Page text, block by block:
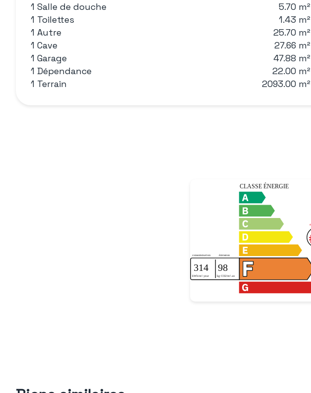
1 Salle de douche
5.70 m²
1 Toilettes
1.43 m²
1 Autre
25.70 m²
1 Cave
27.66 m²
1 Garage
47.88 m²
1 Dépendance
22.00 m²
1 Terrain
2093.00 m²